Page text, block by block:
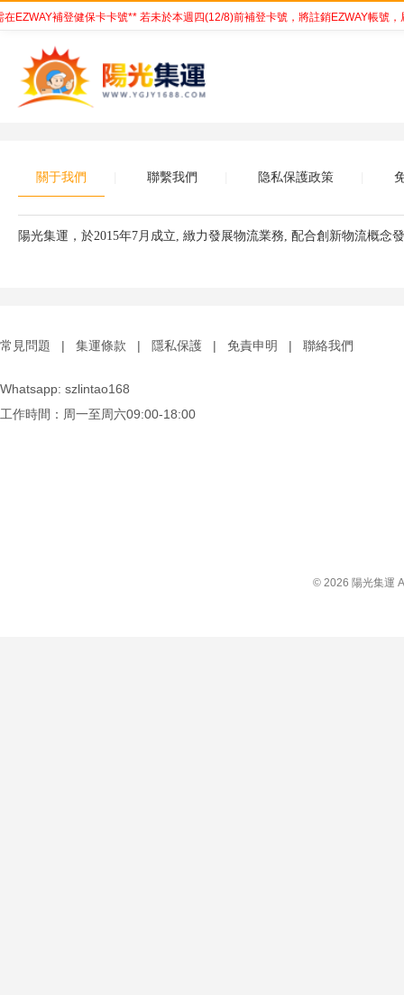
補登健保卡卡號** 若未於本週四(12/8)前補登卡號，將註銷EZWAY帳號，
關于我們 聯繫我們 隐私保護政策
陽光集運 ，於2015年7月成立, 緻力發展物流業務, 配合創新物流概念
常見問題 | 集運條款 | 隱私保護 | 免責申明 | 聯絡我們
Whatsapp: szlintao168
工作時間：周一至周六09:00-18:00
© 2026 陽光集運